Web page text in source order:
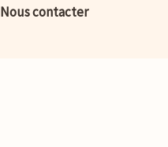
Nous contacter